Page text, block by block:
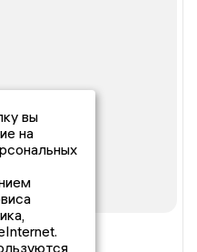
вы
на